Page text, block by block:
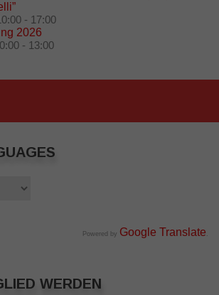
- 17:00
2026
- 13:00
Powered by Google Translate .
WERDEN